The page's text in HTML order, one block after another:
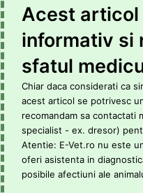
Acest
informativ si
sfatul
Chiar daca considerati ca
acest articol se potrivesc
recomandam sa contactati
specialist - ex. dresor)
Atentie: E-Vet.ro nu este
oferi asistenta in
posibile afectiuni ale